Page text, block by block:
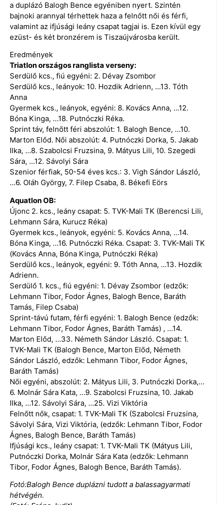
a duplázó Balogh Bence egyéniben nyert. Szintén
bajnoki arannyal térhettek haza a felnőtt női és férfi,
valamint az ifjúsági leány csapat tagjai is. Ezen kívül egy
ezüst- és két bronzérem is Tiszaújvárosba került.
Eredmények
Triatlon országos ranglista verseny:
Serdülő kcs., fiú egyéni: 2. Dévay Zsombor
Serdülő kcs., leányok: 10. Hozdik Adrienn, …13. Tóth
Anna
Gyermek kcs., leányok, egyéni: 8. Kovács Anna, …12.
Bóna Kinga, …18. Putnóczki Réka.
Sprint táv, felnőtt féri abszolút: 1. Balogh Bence, …10.
Marton Előd. Női abszolút: 4. Putnóczki Dorka, 5. Jakab
Ilka, …8. Szabolcsi Fruzsina, 9. Mátyus Lili, 10. Szegedi
Sára, …12. Sávolyi Sára
Szenior férfiak, 50-54 éves kcs.: 3. Vigh Sándor László,
…6. Oláh György, 7. Filep Csaba, 8. Békefi Eörs
Aquatlon OB:
Újonc 2. kcs., leány csapat: 5. TVK-Mali TK (Berencsi Lili,
Lehmann Sára, Kurucz Réka)
Gyermek kcs., leányok, egyéni: 5. Kovács Anna, …14.
Bóna Kinga, …16. Putnóczki Réka. Csapat: 3. TVK-Mali TK
(Kovács Anna, Bóna Kinga, Putnóczki Réka)
Serdülő kcs., leányok, egyéni: 9. Tóth Anna, …13. Hozdik
Adrienn.
Serdülő 1. kcs., fiú egyéni: 1. Dévay Zsombor (edzők:
Lehmann Tibor, Fodor Ágnes, Balogh Bence, Baráth
Tamás, Filep Csaba)
Sprint-távú futam, férfi egyéni: 1. Balogh Bence (edzők:
Lehmann Tibor, Fodor Ágnes, Baráth Tamás) , …14.
Marton Előd, …33. Németh Sándor László. Csapat: 1.
TVK-Mali TK (Balogh Bence, Marton Előd, Németh
Sándor László, edzők: Lehmann Tibor, Fodor Ágnes,
Baráth Tamás)
Női egyéni, abszolút: 2. Mátyus Lili, 3. Putnóczki Dorka,…
6. Molnár Sára Kata, …9. Szabolcsi Fruzsina, 10. Jakab
Ilka, …12. Sávolyi Sára, …25. Vizi Viktória
Felnőtt nők, csapat: 1. TVK-Mali TK (Szabolcsi Fruzsina,
Sávolyi Sára, Vizi Viktória, (edzők: Lehmann Tibor, Fodor
Ágnes, Balogh Bence, Baráth Tamás)
Ifjúsági kcs., leány csapat: 1. TVK-Mali TK (Mátyus Lili,
Putnóczki Dorka, Molnár Sára Kata (edzők: Lehmann
Tibor, Fodor Ágnes, Balogh Bence, Baráth Tamás).
Fotó:Balogh Bence duplázni tudott a balassagyarmati
hétvégén.